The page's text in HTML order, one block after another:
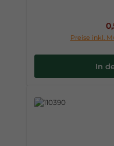
Preise inkl.
In